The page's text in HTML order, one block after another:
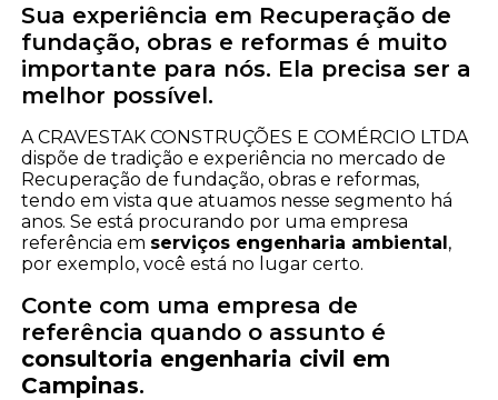
Sua experiência em Recuperação de
fundação, obras e reformas é muito
importante para nós. Ela precisa ser a
melhor possível.
A CRAVESTAK CONSTRUÇÕES E COMÉRCIO LTDA
dispõe de tradição e experiência no mercado de
Recuperação de fundação, obras e reformas,
tendo em vista que atuamos nesse segmento há
anos. Se está procurando por uma empresa
referência em serviços engenharia ambiental,
por exemplo, você está no lugar certo.
Conte com uma empresa de
referência quando o assunto é
consultoria engenharia civil em
Campinas.